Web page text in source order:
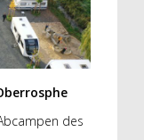
des